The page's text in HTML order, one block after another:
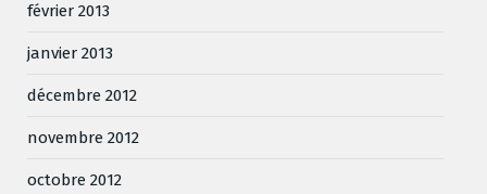
février 2013
janvier 2013
décembre 2012
novembre 2012
octobre 2012